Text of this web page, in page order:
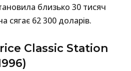
близько 30 тисяч
сягає 62 300 доларів.
Classic Station